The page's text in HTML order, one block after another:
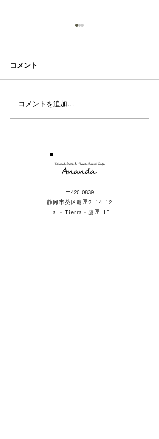
コメント
コメントを追加…
〒420-0839
静岡市葵区鷹匠2-14-12
La ・Tierra・鷹匠 1F